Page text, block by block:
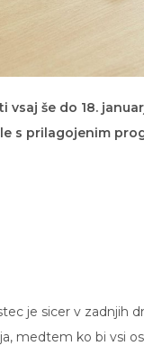
še do 18.
s prilagojenim
je sicer v zadnjih
medtem ko bi vsi